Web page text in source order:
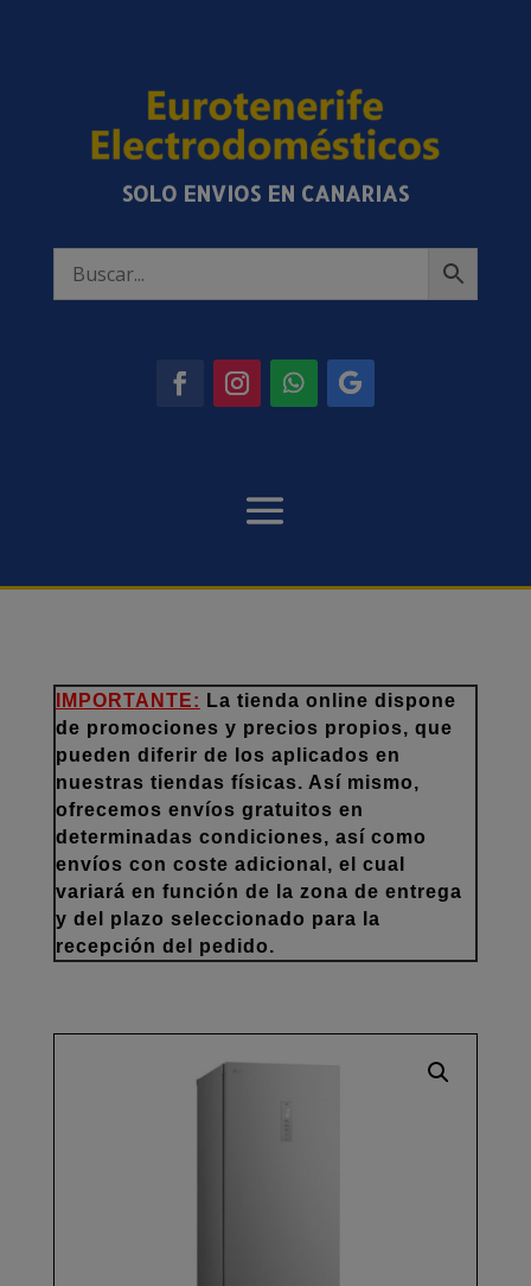
SOLO ENVIOS EN CANARIAS
IMPORTANTE: La tienda online dispone
de promociones y precios propios, que
pueden diferir de los aplicados en
nuestras tiendas físicas. Así mismo,
ofrecemos envíos gratuitos en
determinadas condiciones, así como
envíos con coste adicional, el cual
variará en función de la zona de entrega
y del plazo seleccionado para la
recepción del pedido.